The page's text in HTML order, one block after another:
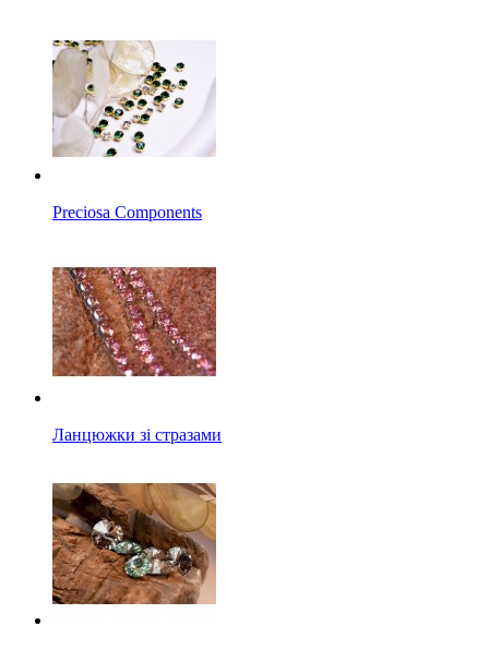
Preciosa Components
Ланцюжки зі стразами